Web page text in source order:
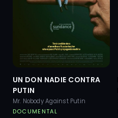
UN DON NADIE CONTRA
PUTIN
Mr. Nobody Against Putin
DOCUMENTAL